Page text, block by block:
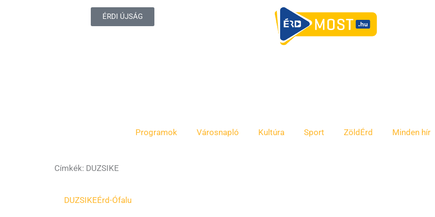
ÉRDI ÚJSÁG
Programok Városnapló Kultúra Sport ZöldÉrd Minden hír
Címkék: DUZSIKE
DUZSIKEÉrd-Ófalu